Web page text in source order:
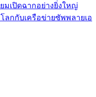
มเปิดฉากอย่างยิ่งใหญ่
ลกกับเครือข่ายซัพพลายเอ